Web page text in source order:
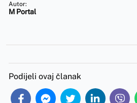
Autor:
M Portal
Podijeli ovaj članak